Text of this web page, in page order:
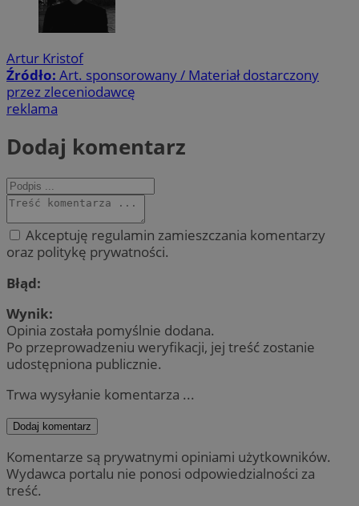
Artur Kristof
Źródło: Art. sponsorowany / Materiał dostarczony
przez zleceniodawcę
reklama
Dodaj komentarz
Akceptuję regulamin zamieszczania komentarzy
oraz politykę prywatności.
Błąd:
Wynik:
Opinia została pomyślnie dodana.
Po przeprowadzeniu weryfikacji, jej treść zostanie
udostępniona publicznie.
Trwa wysyłanie komentarza ...
Dodaj komentarz
Komentarze są prywatnymi opiniami użytkowników.
Wydawca portalu nie ponosi odpowiedzialności za
treść.